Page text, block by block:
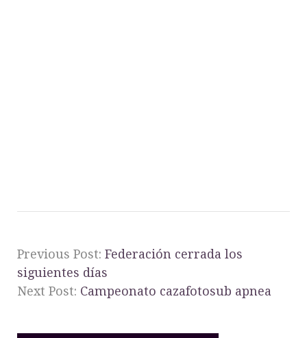
Previous Post: Federación cerrada los
siguientes días
Next Post: Campeonato cazafotosub apnea